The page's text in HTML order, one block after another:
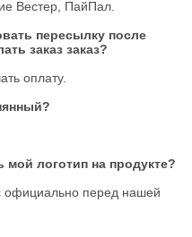
Вестер, ПайПал.
пересылку после
заказ заказ?
оплату.
логотип на продукте?
официально перед нашей